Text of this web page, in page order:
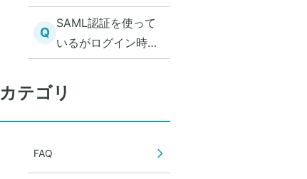
一致していません。
ログインIDを正しく
入力してくださ
Q
SAML認証を使って
いるがログイン時に
パスワードを求めら
れる
カテゴリ
FAQ